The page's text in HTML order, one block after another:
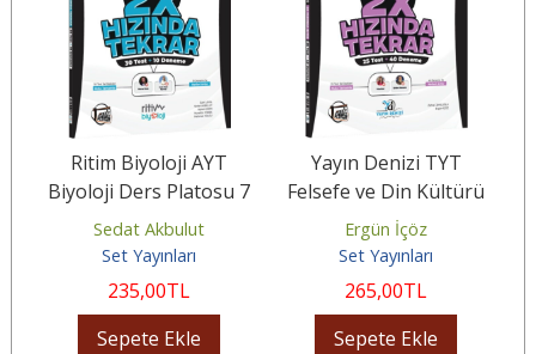
Ritim Biyoloji AYT
Biyoloji Ders Platosu 7
Günde 2X Hızında
Tekrar Deneme
Sedat Akbulut
Set Yayınları
235,00TL
Sepete Ekle
Yayın Denizi TYT
Felsefe ve Din Kültürü
Ders Platosu 7 Günde
2X Hızında...
Ergün İçöz
Set Yayınları
265,00TL
Sepete Ekle